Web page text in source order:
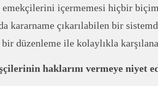
emekçilerini içermemesi hiçbir
kararname çıkarılabilen bir
düzenleme ile kolaylıkla
haklarını vermeye niyet